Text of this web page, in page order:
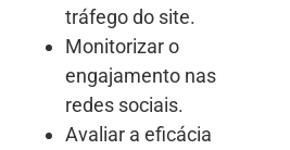
tráfego do site.
Monitorizar o
engajamento nas
redes sociais.
Avaliar a eficácia